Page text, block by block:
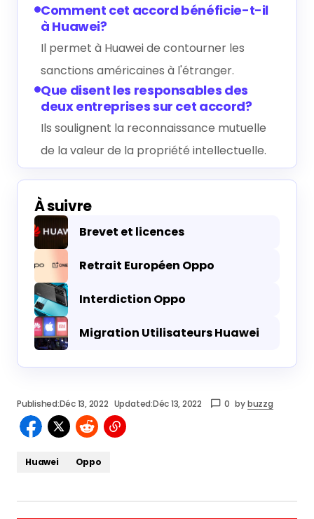
Comment cet accord bénéficie-t-il
à Huawei?
Il permet à Huawei de contourner les
sanctions américaines à l'étranger.
Que disent les responsables des
deux entreprises sur cet accord?
Ils soulignent la reconnaissance mutuelle
de la valeur de la propriété intellectuelle.
À suivre
Brevet et licences
Retrait Européen Oppo
Interdiction Oppo
Migration Utilisateurs Huawei
Published:Déc 13, 2022 Updated:Déc 13, 2022 0 bybuzzg
Huawei Oppo